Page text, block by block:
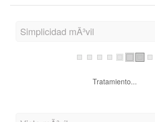
Simplicidad mÃ³vil
Tratamiento...